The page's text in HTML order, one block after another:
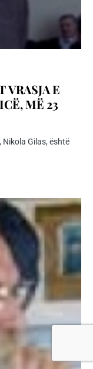
E
MË 23
Gilas, është